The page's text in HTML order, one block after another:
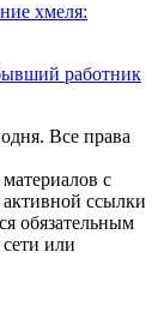
хмеля:
работник
Все права
с
активной ссылки
обязательным
или